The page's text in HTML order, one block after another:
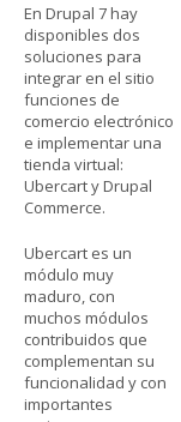
En Drupal 7 hay
disponibles dos
soluciones para
integrar en el sitio
funciones de
comercio electrónico
e implementar una
tienda virtual:
Ubercart y Drupal
Commerce.
Ubercart es un
módulo muy
maduro, con
muchos módulos
contribuidos que
complementan su
funcionalidad y con
importantes